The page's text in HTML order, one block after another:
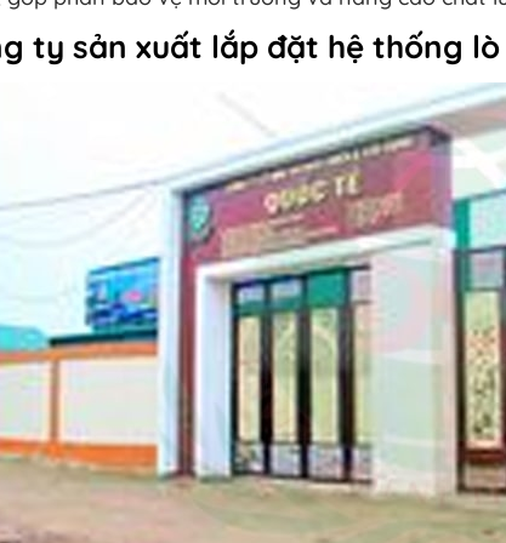
ty sản xuất lắp đặt hệ thống